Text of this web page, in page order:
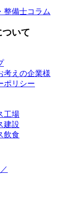
整備士コラム
ついて
考えの企業様
ポリシー
工場
建設
飲食